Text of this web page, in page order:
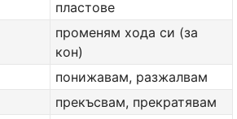
пластове
променям хода си (за
кон)
понижавам, разжалвам
прекъсвам, прекратявам